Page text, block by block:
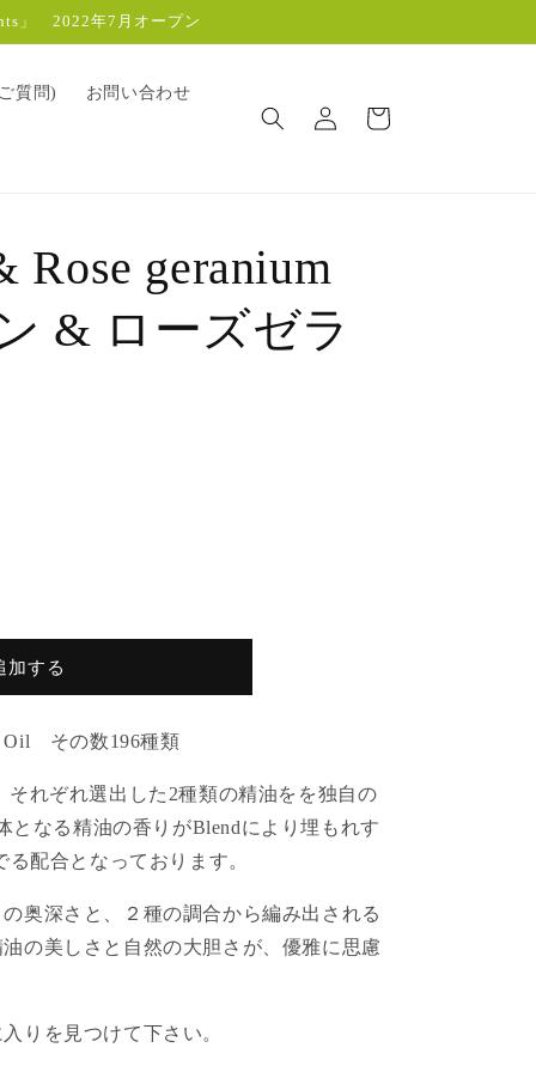
」 2022年7月オープン
質問) お問い合わせ
グ
イ
ー
Rose geranium
& ローズゼラ
加する
Oil その数196種類
それぞれ選出した 2種類の精油をを独自の
となる精油の香りがBlendにより埋もれす
る配合となっております。
奥深さと、２種の調合から編み出される
の美しさと自然の大胆さが、優雅に思慮
りを見つけて下さい。